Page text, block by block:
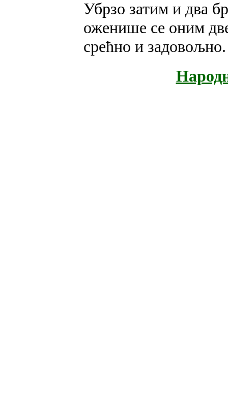
Убрзо затим и два
оженише се оним
срећно и задовољно.